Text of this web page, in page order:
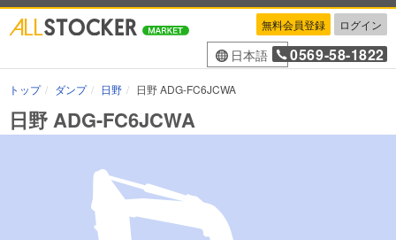
無料会員登録 ログイン
日本語 0569-58-1822
トップ ダンプ 日野 日野 ADG-FC6JCWA
日野 ADG-FC6JCWA